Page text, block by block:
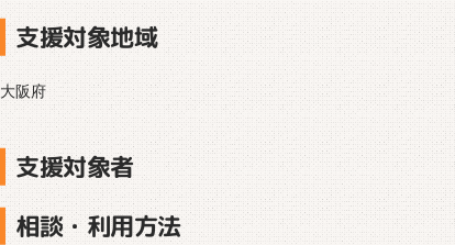
支援対象地域
大阪府
支援対象者
相談・利用方法